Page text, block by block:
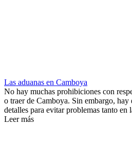
Las aduanas en Camboya
No hay muchas prohibiciones con
o traer de Camboya. Sin embargo, hay
detalles para evitar problemas tanto en
Leer más